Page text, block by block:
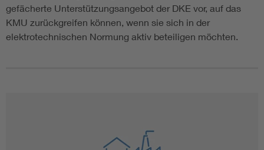
gefächerte Unterstützungsangebot der DKE vor, auf das
KMU zurückgreifen können, wenn sie sich in der
elektrotechnischen Normung aktiv beteiligen möchten.